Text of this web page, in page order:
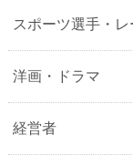
スポーツ選手・レ
洋画・ドラマ
経営者